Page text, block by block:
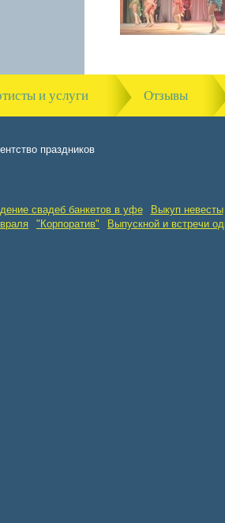
и услуги Отзывы
праздников
свадеб банкетов в уфе
Выкуп невесты
"Корпоратив" Выпускной и встречи